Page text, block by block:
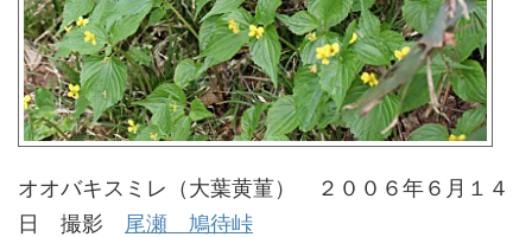
オオバキスミレ（大葉黄菫） ２００６年６月１４
日 撮影 尾瀬 鳩待峠